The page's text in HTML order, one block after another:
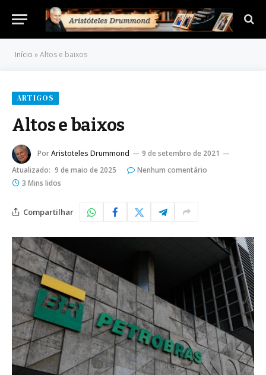
Início »Altos e baixos
ARTIGOS
Altos e baixos
PorAristoteles Drummond
9 de setembro de 2021
Atualizado: 9 de maio de 2025
Nenhum comentário
3 Mins lidos
Compartilhar